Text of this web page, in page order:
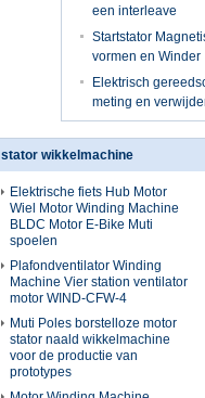
een interleave
Startstator
vormen en Winder
Elektrisch
meting en
stator wikkelmachine
Elektrische fiets Hub Motor
Wiel Motor Winding Machine
BLDC Motor E-Bike Muti
spoelen
Plafondventilator Winding
Machine Vier station ventilator
motor WIND-CFW-4
Muti Poles borstelloze motor
stator naald wikkelmachine
voor de productie van
prototypes